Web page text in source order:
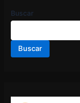
Buscar
Buscar